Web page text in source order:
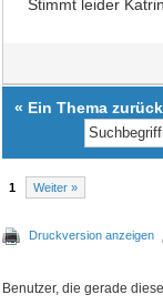
Stimmt leider Katrin.
« Ein Thema zurück
1 Weiter »
Druckversion anzeigen
Benutzer, die gerade